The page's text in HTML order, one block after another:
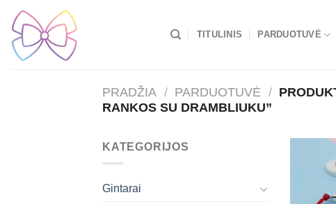
Skip
content
TITULINIS PARDUOTUVĖ
PRADŽIA / PARDUOTUVĖ /
RANKOS SU DRAMBLIUKU”
KATEGORIJOS
Gintarai